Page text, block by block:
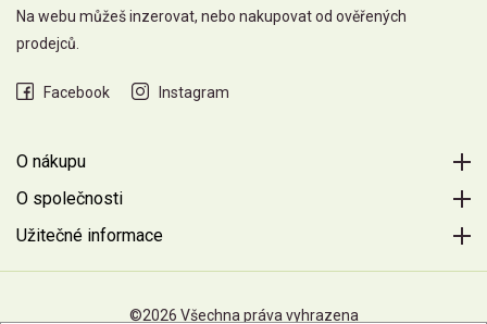
Na webu můžeš inzerovat, nebo nakupovat od ověřených
prodejců.
Facebook Instagram
O nákupu
O společnosti
Užitečné informace
©2026 Všechna práva vyhrazena